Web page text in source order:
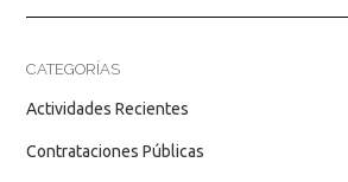
CATEGORÍAS
Actividades Recientes
Contrataciones Públicas